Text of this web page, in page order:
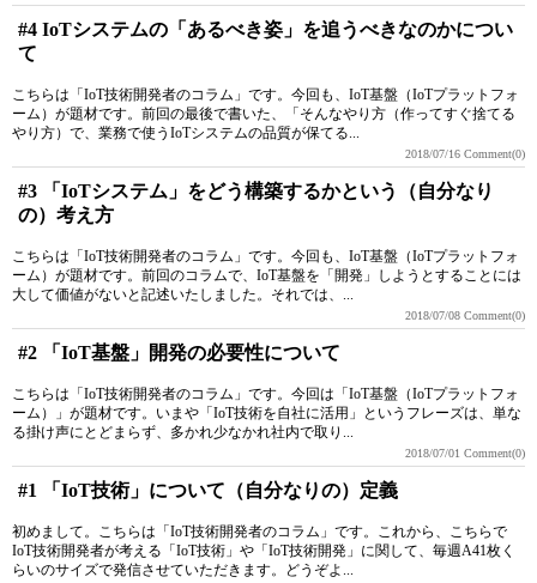
#4 IoTシステムの「あるべき姿」を追うべきなのかについ
て
こちらは「IoT技術開発者のコラム」です。今回も、IoT基盤（IoTプラットフォ
ーム）が題材です。前回の最後で書いた、「そんなやり方（作ってすぐ捨てる
やり方）で、業務で使うIoTシステムの品質が保てる...
2018/07/16 Comment(0)
#3 「IoTシステム」をどう構築するかという（自分なり
の）考え方
こちらは「IoT技術開発者のコラム」です。今回も、IoT基盤（IoTプラットフォ
ーム）が題材です。前回のコラムで、IoT基盤を「開発」しようとすることには
大して価値がないと記述いたしました。それでは、...
2018/07/08 Comment(0)
#2 「IoT基盤」開発の必要性について
こちらは「IoT技術開発者のコラム」です。今回は「IoT基盤（IoTプラットフォ
ーム）」が題材です。いまや「IoT技術を自社に活用」というフレーズは、単な
る掛け声にとどまらず、多かれ少なかれ社内で取り...
2018/07/01 Comment(0)
#1 「IoT技術」について（自分なりの）定義
初めまして。こちらは「IoT技術開発者のコラム」です。これから、こちらで
IoT技術開発者が考える「IoT技術」や「IoT技術開発」に関して、毎週A41枚く
らいのサイズで発信させていただきます。どうぞよ...